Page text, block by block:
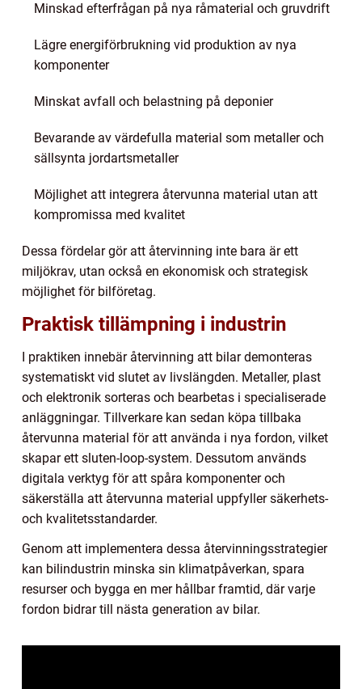
Minskad efterfrågan på nya råmaterial och gruvdrift
Lägre energiförbrukning vid produktion av nya
komponenter
Minskat avfall och belastning på deponier
Bevarande av värdefulla material som metaller och
sällsynta jordartsmetaller
Möjlighet att integrera återvunna material utan att
kompromissa med kvalitet
Dessa fördelar gör att återvinning inte bara är ett
miljökrav, utan också en ekonomisk och strategisk
möjlighet för bilföretag.
Praktisk tillämpning i industrin
I praktiken innebär återvinning att bilar demonteras
systematiskt vid slutet av livslängden. Metaller, plast
och elektronik sorteras och bearbetas i specialiserade
anläggningar. Tillverkare kan sedan köpa tillbaka
återvunna material för att använda i nya fordon, vilket
skapar ett sluten-loop-system. Dessutom används
digitala verktyg för att spåra komponenter och
säkerställa att återvunna material uppfyller säkerhets-
och kvalitetsstandarder.
Genom att implementera dessa återvinningsstrategier
kan bilindustrin minska sin klimatpåverkan, spara
resurser och bygga en mer hållbar framtid, där varje
fordon bidrar till nästa generation av bilar.